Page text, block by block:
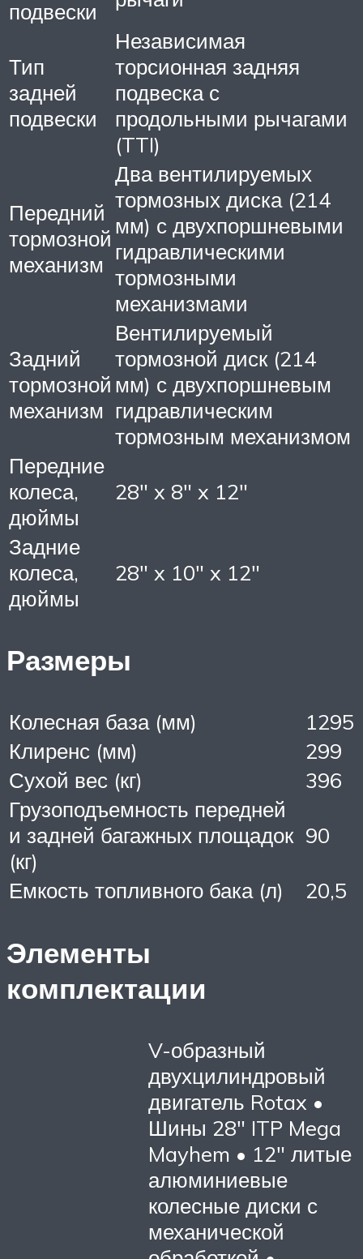
подвески
Тип
задней
подвески
Независимая
торсионная задняя
подвеска с
продольными рычагами
(TTI)
Передний
тормозной
механизм
Два вентилируемых
тормозных диска (214
мм) с двухпоршневыми
гидравлическими
тормозными
механизмами
Задний
тормозной
механизм
Вентилируемый
тормозной диск (214
мм) с двухпоршневым
гидравлическим
тормозным механизмом
Передние
колеса,
дюймы
28″ x 8″ x 12″
Задние
колеса,
дюймы
28″ x 10″ x 12″
Размеры
Колесная база (мм)
1295
Клиренс (мм)
299
Сухой вес (кг)
396
Грузоподъемность передней
и задней багажных площадок
(кг)
90
Емкость топливного бака (л) 20,5
Элементы
комплектации
V-образный
двухцилиндровый
двигатель Rotax •
Шины 28″ ITP Mega
Mayhem • 12″ литые
алюминиевые
колесные диски с
механической